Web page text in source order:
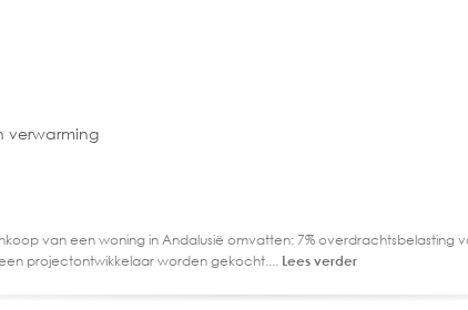
verwarming
van een woning in Andalusië omvatten: 7% overdrachtsbelasting
projectontwikkelaar worden gekocht.... Lees verder